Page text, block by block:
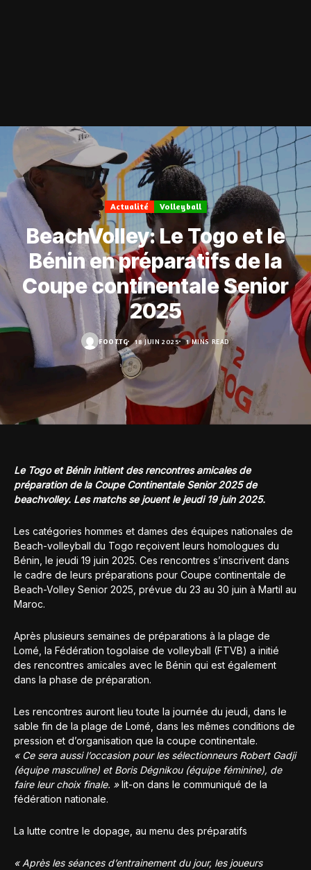
Actualité Volleyball
BeachVolley: Le Togo et le
Bénin en préparatifs de la
Coupe continentale Senior
2025
FOOT.TG 18 JUIN 2025 1 MINS READ
Le Togo et Bénin initient des rencontres amicales de
préparation de la Coupe Continentale Senior 2025 de
beachvolley. Les matchs se jouent le jeudi 19 juin 2025.
Les catégories hommes et dames des équipes nationales de
Beach-volleyball du Togo reçoivent leurs homologues du
Bénin, le jeudi 19 juin 2025. Ces rencontres s’inscrivent dans
le cadre de leurs préparations pour Coupe continentale de
Beach-Volley Senior 2025, prévue du 23 au 30 juin à Martil au
Maroc.
Après plusieurs semaines de préparations à la plage de
Lomé, la Fédération togolaise de volleyball (FTVB) a initié
des rencontres amicales avec le Bénin qui est également
dans la phase de préparation.
Les rencontres auront lieu toute la journée du jeudi, dans le
sable fin de la plage de Lomé, dans les mêmes conditions de
pression et d’organisation que la coupe continentale.
« Ce sera aussi l’occasion pour les sélectionneurs Robert Gadji
(équipe masculine) et Boris Dégnikou (équipe féminine), de
faire leur choix finale. »lit-on dans le communiqué de la
fédération nationale.
La lutte contre le dopage, au menu des préparatifs
« Après les séances d’entrainement du jour, les joueurs